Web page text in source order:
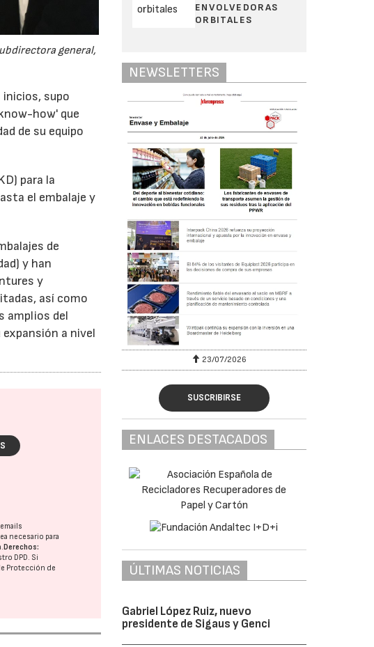
general,
inicios, supo
how' que
de su equipo
para la
el embalaje y
de
y han
y
así como
amplios del
a nivel
necesario para
Derechos:
DPD. Si
Protección de
ENVOLVEDORAS
ORBITALES
NEWSLETTERS
23/07/2026
SUSCRIBIRSE
ENLACES DESTACADOS
ÚLTIMAS NOTICIAS
Gabriel López Ruiz, nuevo
presidente de Sigaus y Genci